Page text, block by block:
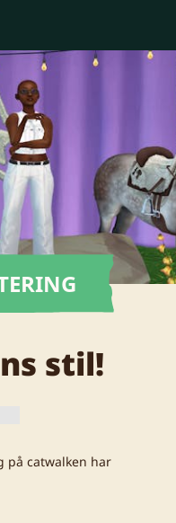
stil!
på catwalken har